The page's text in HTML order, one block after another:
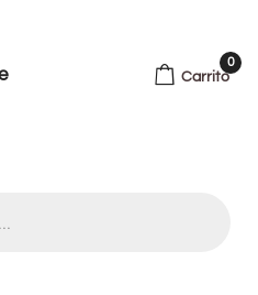
Carrito
0